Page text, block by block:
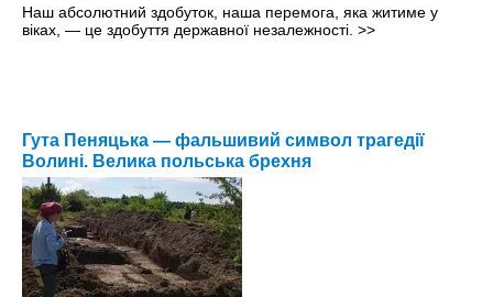
Наш абсолютний здобуток, наша перемога, яка житиме у
віках, — це здобуття державної незалежності. >>
Гута Пеняцька — фальшивий символ трагедії
Волині. Велика польська брехня